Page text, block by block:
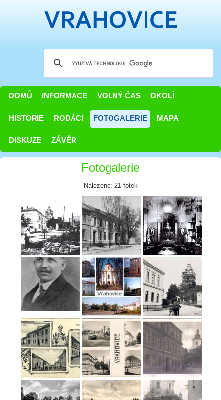
DOMŮ INFORMACE VOLNÝ ČAS OKOLÍ
HISTORIE RODÁCI FOTOGALERIE MAPA
DISKUZE ZÁVĚR
Fotogalerie
Nalezeno: 21 fotek